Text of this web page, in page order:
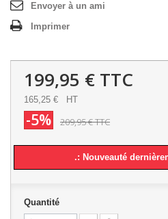
Envoyer à un ami
Imprimer
199,95 € TTC
165,25 € HT
-5% 209,95 €TTC
.: Nouveauté
Quantité